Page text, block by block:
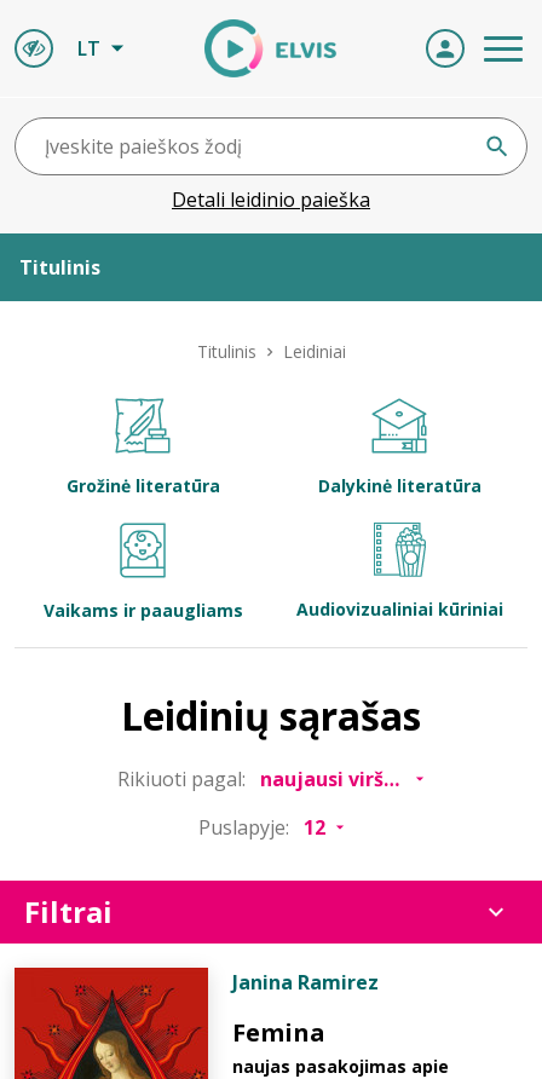
LT
Detali leidinio paieška
Titulinis
Bibliotekoms
Titulinis Leidiniai
Grožinė literatūra Dalykinė literatūra
Vaikams ir paaugliams Audiovizualiniai kūriniai
Leidinių sąrašas
Rikiuoti pagal:
Puslapyje:
Filtrai
Janina Ramirez
Femina
naujas pasakojimas apie